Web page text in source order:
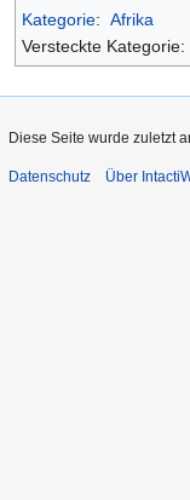
Kategorie: Afrika
Versteckte Kategorie:
Diese Seite wurde zuletzt
Datenschutz Über